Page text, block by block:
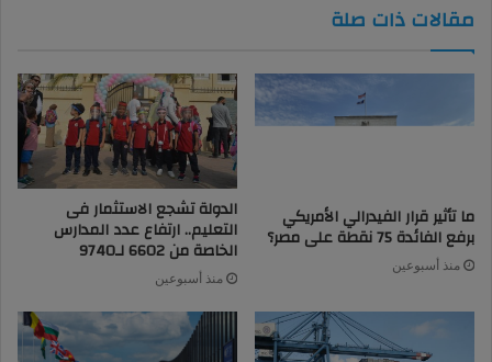
مقالات ذات صلة
ما تأثير قرار الفيدرالي الأمريكي
برفع الفائدة 75 نقطة على مصر؟
منذ أسبوعين
الدولة تشجع الاستثمار فى
التعليم.. ارتفاع عدد المدارس
الخاصة من 6602 لـ9740
منذ أسبوعين